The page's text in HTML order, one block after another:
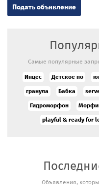
Подать объявление
Самые популярные
Инцес Детское по
гранула Бабка
Гидроморфон
playful & ready for
Объявления,